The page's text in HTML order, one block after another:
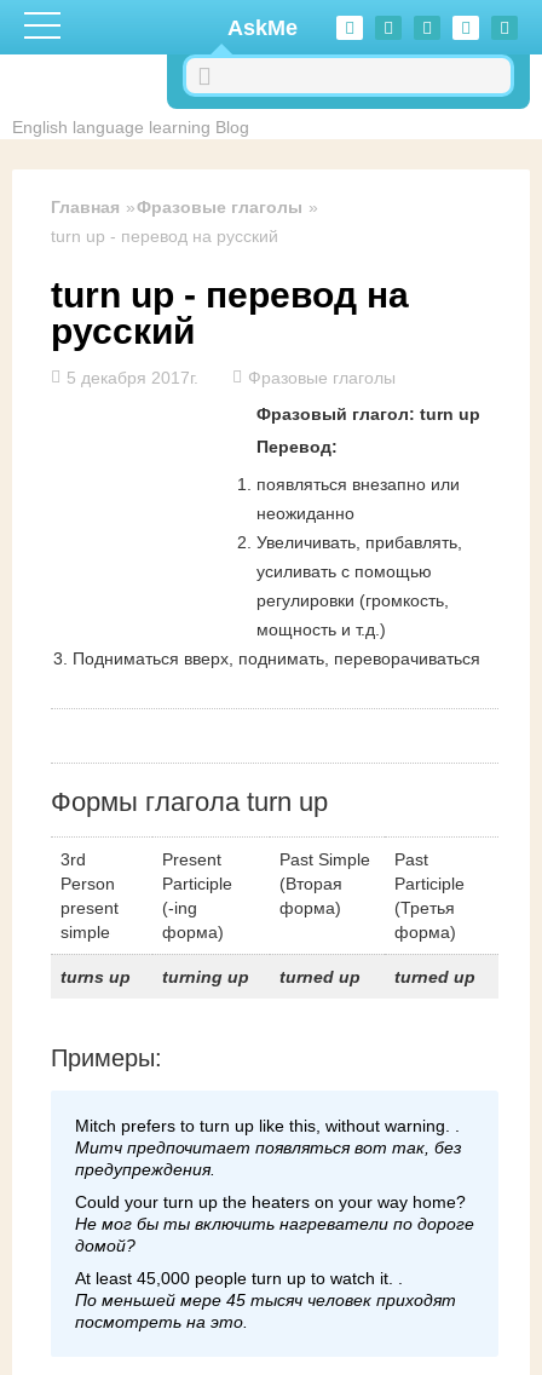
Перейти к основному содержанию
AskMe
English language learning Blog
Главная
Фразовые глаголы
turn up - перевод на русский
turn up - перевод на
русский
5 декабря 2017г.
Фразовые глаголы
Фразовый глагол: turn up
Перевод:
появляться внезапно или
неожиданно
Увеличивать, прибавлять,
усиливать с помощью
регулировки (громкость,
мощность и т.д.)
Подниматься вверх, поднимать, переворачиваться
Формы глагола turn up
3rd
Person
present
simple
Present
Participle
(-ing
форма)
Past Simple
(Вторая
форма)
Past
Participle
(Третья
форма)
turns up turning up turned up turned up
Примеры:
Mitch prefers to turn up like this, without warning. .
Митч предпочитает появляться вот так, без
предупреждения.
Could your turn up the heaters on your way home?
Не мог бы ты включить нагреватели по дороге
домой?
At least 45,000 people turn up to watch it. .
По меньшей мере 45 тысяч человек приходят
посмотреть на это.